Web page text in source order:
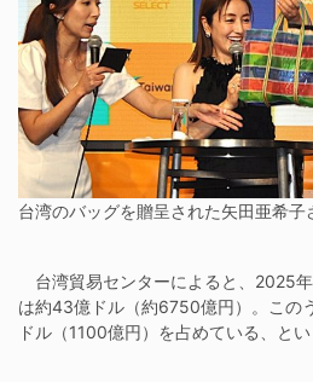
台湾のバッグを贈呈された矢田亜希子
台湾貿易センターによると、2025
は約43億ドル（約6750億円）。この
ドル（1100億円）を占めている、とい